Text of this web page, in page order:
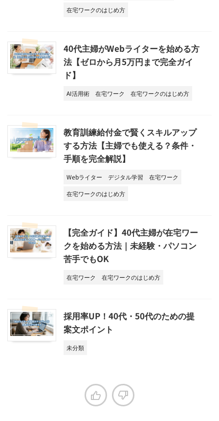
在宅ワークのはじめ方
40代主婦がWebライターを始める方
法【ゼロから月5万円まで完全ガイ
ド】
AI活用術 在宅ワーク 在宅ワークのはじめ方
教育訓練給付金で賢くスキルアップ
する方法【主婦でも使える？条件・
手順を完全解説】
Webライター デジタル学習
在宅ワーク
在宅ワークのはじめ方
【完全ガイド】40代主婦が在宅ワー
クを始める方法｜未経験・パソコン
苦手でもOK
在宅ワーク 在宅ワークのはじめ方
採用率UP！40代・50代のための提
案文ポイント
未分類